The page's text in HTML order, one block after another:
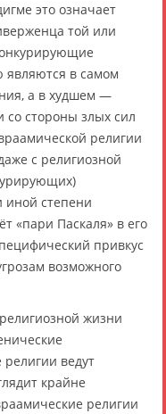
это означает
той или
являются в самом
а в худшем —
со стороны злых сил
религии
с религиозной
иной степени
«пари Паскаля» в его
привкус
возможного
жизни
ведут
крайне
религии